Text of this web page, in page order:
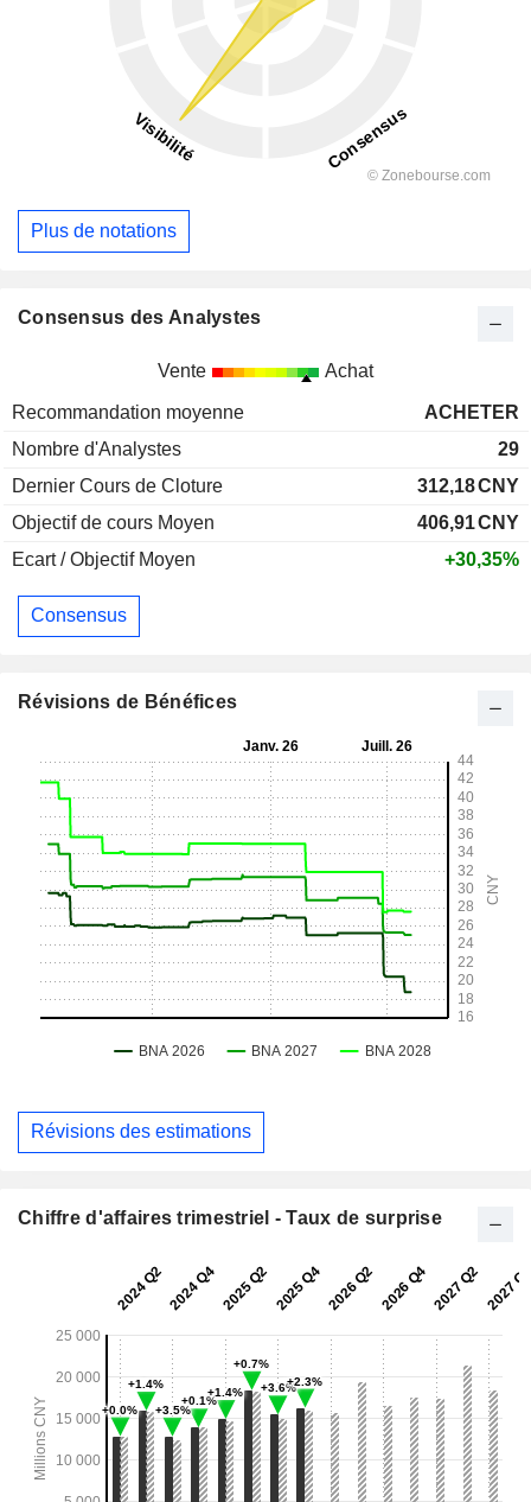
Plus de notations
Consensus des Analystes
Vente Achat
Recommandation moyenne
ACHETER
Nombre d'Analystes
29
Dernier Cours de Cloture
312,18CNY
Objectif de cours Moyen
406,91CNY
Ecart / Objectif Moyen
+30,35%
Consensus
Révisions de Bénéfices
Révisions des estimations
Chiffre d'affaires trimestriel - Taux de surprise